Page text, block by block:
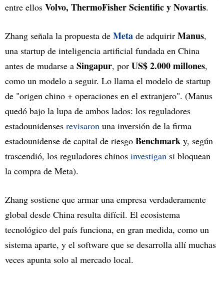
entre ellos Volvo, ThermoFisher Scientific y Novartis.
Zhang señala la propuesta de Meta de adquirir Manus,
una startup de inteligencia artificial fundada en China
antes de mudarse a Singapur, por US$ 2.000millones,
como un modelo a seguir. Lo llama el modelo de startup
de "origen chino + operaciones en el extranjero". (Manus
quedó bajo la lupa de ambos lados: los reguladores
estadounidenses revisaron una inversión de la firma
estadounidense de capital de riesgo Benchmark y, según
trascendió, los reguladores chinos investigan si bloquean
la compra de Meta).
Zhang sostiene que armar una empresa verdaderamente
global desde China resulta difícil. El ecosistema
tecnológico del país funciona, en gran medida, como un
sistema aparte, y el software que se desarrolla allí muchas
veces apunta solo al mercado local.